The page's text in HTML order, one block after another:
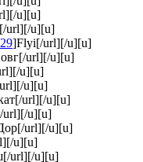
u][u]
url][/u][u]
]Flyi[/url][/u][u]
url][/u][u]
u][u]
u][u]
url][/u][u]
url][/u][u]
url][/u][u]
u][u]
url][/u][u]